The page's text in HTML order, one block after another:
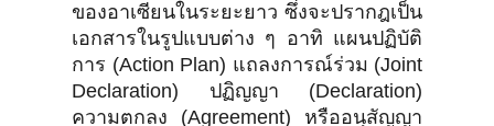
ของอาเซียนในระยะยาว ซึ่งจะปรากฎเป็น
เอกสารในรูปแบบต่าง ๆ อาทิ แผนปฏิบัติ
การ (Action Plan) แถลงการณ์ร่วม (Joint
Declaration) ปฏิญญา (Declaration)
ความตกลง (Agreement) หรืออนุสัญญา